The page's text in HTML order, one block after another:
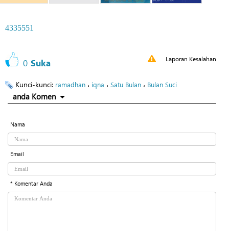
4335551
0 Suka Laporan Kesalahan
Kunci-kunci: ramadhan ، iqna ، Satu Bulan ، Bulan Suci
anda Komen
Nama
Email
* Komentar Anda